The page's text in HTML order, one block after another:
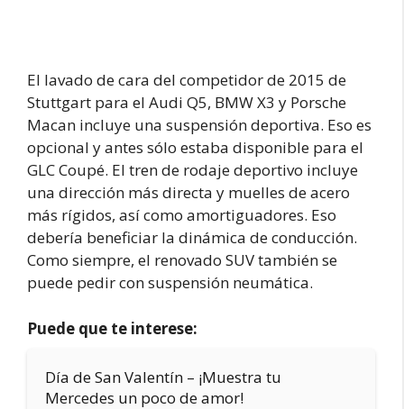
El lavado de cara del competidor de 2015 de
Stuttgart para el Audi Q5, BMW X3 y Porsche
Macan incluye una suspensión deportiva. Eso es
opcional y antes sólo estaba disponible para el
GLC Coupé. El tren de rodaje deportivo incluye
una dirección más directa y muelles de acero
más rígidos, así como amortiguadores. Eso
debería beneficiar la dinámica de conducción.
Como siempre, el renovado SUV también se
puede pedir con suspensión neumática.
Puede que te interese:
Día de San Valentín – ¡Muestra tu
Mercedes un poco de amor!